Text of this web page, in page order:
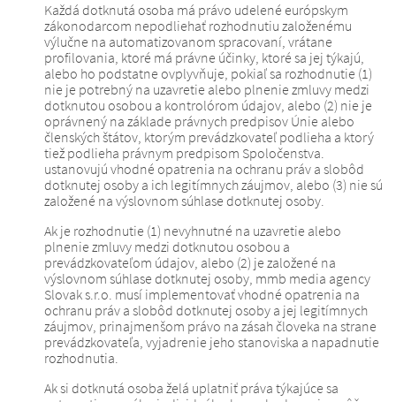
Každá dotknutá osoba má právo udelené európskym
zákonodarcom nepodliehať rozhodnutiu založenému
výlučne na automatizovanom spracovaní, vrátane
profilovania, ktoré má právne účinky, ktoré sa jej týkajú,
alebo ho podstatne ovplyvňuje, pokiaľ sa rozhodnutie (1)
nie je potrebný na uzavretie alebo plnenie zmluvy medzi
dotknutou osobou a kontrolórom údajov, alebo (2) nie je
oprávnený na základe právnych predpisov Únie alebo
členských štátov, ktorým prevádzkovateľ podlieha a ktorý
tiež podlieha právnym predpisom Spoločenstva.
ustanovujú vhodné opatrenia na ochranu práv a slobôd
dotknutej osoby a ich legitímnych záujmov, alebo (3) nie sú
založené na výslovnom súhlase dotknutej osoby.
Ak je rozhodnutie (1) nevyhnutné na uzavretie alebo
plnenie zmluvy medzi dotknutou osobou a
prevádzkovateľom údajov, alebo (2) je založené na
výslovnom súhlase dotknutej osoby, mmb media agency
Slovak s.r.o. musí implementovať vhodné opatrenia na
ochranu práv a slobôd dotknutej osoby a jej legitímnych
záujmov, prinajmenšom právo na zásah človeka na strane
prevádzkovateľa, vyjadrenie jeho stanoviska a napadnutie
rozhodnutia.
Ak si dotknutá osoba želá uplatniť práva týkajúce sa